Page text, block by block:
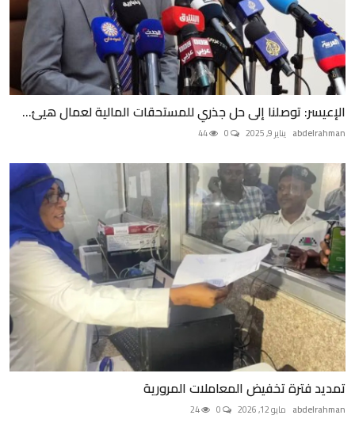
الإعيسر: توصلنا إلى حل جذري للمستحقات المالية لعمال هيئ...
abdelrahman يناير 9, 2025
تمديد فترة تخفيض المعاملات المرورية
abdelrahman مايو 12, 2026